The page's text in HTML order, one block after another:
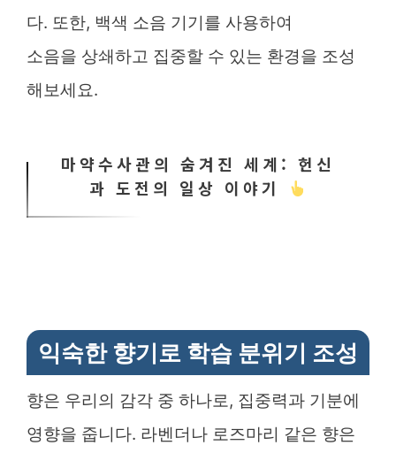
다. 또한, 백색 소음 기기를 사용하여
소음을 상쇄하고 집중할 수 있는 환경을 조성
해보세요.
마약수사관의 숨겨진 세계: 헌신
과 도전의 일상 이야기
익숙한 향기로 학습 분위기 조성
향은 우리의 감각 중 하나로, 집중력과 기분에
영향을 줍니다. 라벤더나 로즈마리 같은 향은